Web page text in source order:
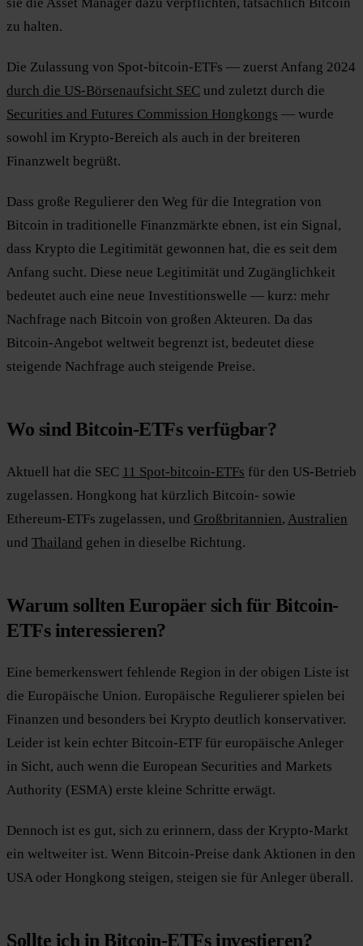
zu halten.
Die Zulassung von Spot-bitcoin-ETFs — zuerst Anfang 2024
durch die US-Börsenaufsicht SEC und zuletzt durch die
Securities and Futures Commission Hongkongs — wurde
sowohl im Krypto-Bereich als auch in der breiteren
Finanzwelt begrüßt.
Dass große Regulierer den Weg für die Integration von
Bitcoin in traditionelle Finanzmärkte ebnen, ist ein Signal,
dass Krypto die Legitimität gewonnen hat, die es seit dem
Anfang sucht. Diese neue Legitimität und Zugänglichkeit
bedeutet auch eine neue Investitionswelle — kurz: mehr
Nachfrage nach Bitcoin von großen Akteuren. Da das
Bitcoin-Angebot weltweit begrenzt ist, bedeutet diese
steigende Nachfrage auch steigende Preise.
Wo sind Bitcoin-ETFs verfügbar?
Aktuell hat die SEC 11 Spot-bitcoin-ETFs für den US-Betrieb
zugelassen. Hongkong hat kürzlich Bitcoin- sowie
Ethereum-ETFs zugelassen, und Großbritannien, Australien
und Thailand gehen in dieselbe Richtung.
Warum sollten Europäer sich für Bitcoin-
ETFs interessieren?
Eine bemerkenswert fehlende Region in der obigen Liste ist
die Europäische Union. Europäische Regulierer spielen bei
Finanzen und besonders bei Krypto deutlich konservativer.
Leider ist kein echter Bitcoin-ETF für europäische Anleger
in Sicht, auch wenn die European Securities and Markets
Authority (ESMA) erste kleine Schritte erwägt.
Dennoch ist es gut, sich zu erinnern, dass der Krypto-Markt
ein weltweiter ist. Wenn Bitcoin-Preise dank Aktionen in den
USA oder Hongkong steigen, steigen sie für Anleger überall.
Sollte ich in Bitcoin-ETFs investieren?